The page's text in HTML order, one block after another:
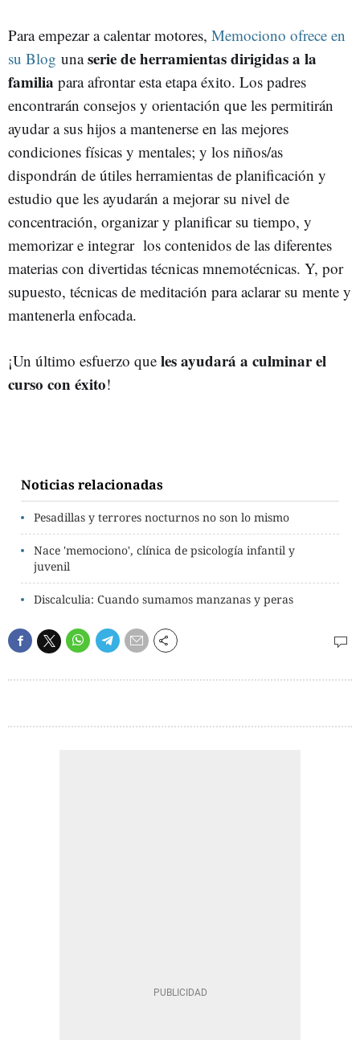
Para empezar a calentar motores, Memociono ofrece en
su Blog unaserie de herramientas dirigidas a la
familia para afrontar esta etapa éxito. Los padres
encontrarán consejos y orientación que les permitirán
ayudar a sus hijos a mantenerse en las mejores
condiciones físicas y mentales; y los niños/as
dispondrán de útiles herramientas de planificación y
estudio que les ayudarán a mejorar su nivel de
concentración, organizar y planificar su tiempo, y
memorizar e integrar los contenidos de las diferentes
materias con divertidas técnicas mnemotécnicas. Y, por
supuesto, técnicas de meditación para aclarar su mente y
mantenerla enfocada.
¡Un último esfuerzo que les ayudará a culminar el
curso con éxito!
Noticias relacionadas
Pesadillas y terrores nocturnos no son lo mismo
Nace 'memociono', clínica de psicología infantil y
juvenil
Discalculia: Cuando sumamos manzanas y peras